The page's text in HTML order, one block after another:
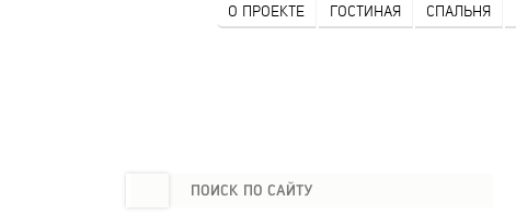
О ПРОЕКТЕ ГОСТИНАЯ СПАЛЬНЯ